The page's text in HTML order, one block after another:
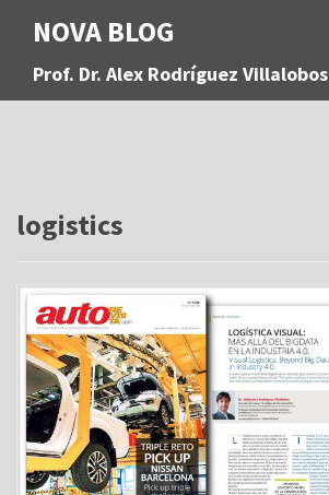
a
NOVA BLOG
Prof. Dr. Alex Rodríguez Villalobos
logistics